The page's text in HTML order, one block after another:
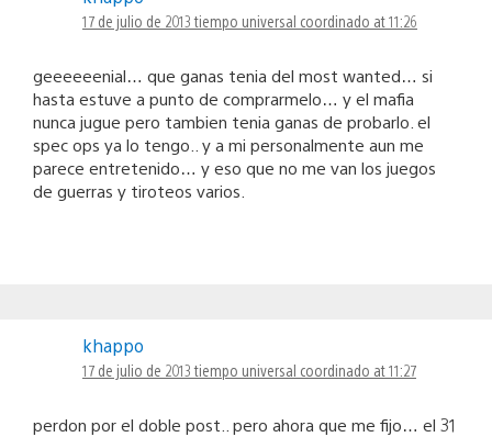
17 de julio de 2013 tiempo universal coordinado at 11:26
geeeeeenial… que ganas tenia del most wanted… si
hasta estuve a punto de comprarmelo… y el mafia
nunca jugue pero tambien tenia ganas de probarlo. el
spec ops ya lo tengo.. y a mi personalmente aun me
parece entretenido… y eso que no me van los juegos
de guerras y tiroteos varios.
khappo
17 de julio de 2013 tiempo universal coordinado at 11:27
perdon por el doble post.. pero ahora que me fijo… el 31